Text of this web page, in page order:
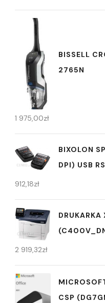
BISSELL
2765N
1 975,00zł
BIXOLON
DPI) USB
912,18zł
2 919,32zł
CSP